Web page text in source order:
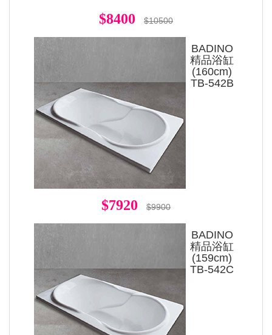
$8400 $10500
BADINO
精品浴缸
(160cm)
TB-542B
$7920 $9900
BADINO
精品浴缸
(159cm)
TB-542C